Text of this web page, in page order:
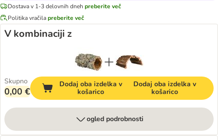
Dostava v 1-3 delovnih dneh preberite več
Politika vračilapreberite več
V kombinaciji z
Skupno
0,00 €
Dodaj oba izdelka v
košarico
Dodaj oba izdelka v
košarico
ogled podrobnosti